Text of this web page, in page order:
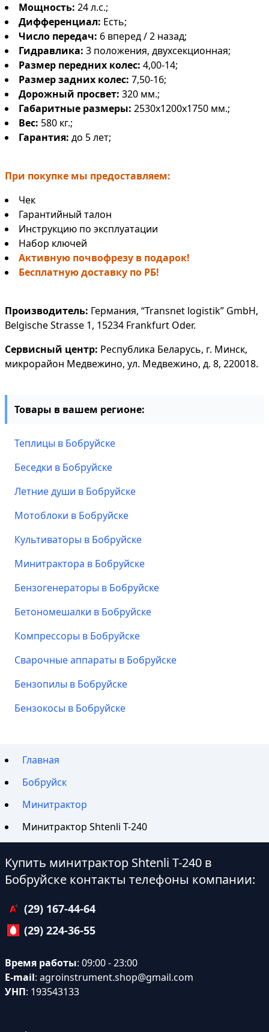
Мощность: 24 л.с.;
Дифференциал: Есть;
Число передач: 6 вперед / 2 назад;
Гидравлика: 3 положения, двухсекционная;
Размер передних колес: 4,00-14;
Размер задних колес: 7,50-16;
Дорожный просвет: 320 мм.;
Габаритные размеры: 2530x1200x1750 мм.;
Вес: 580 кг.;
Гарантия: до 5 лет;
При покупке мы предоставляем:
Чек
Гарантийный талон
Инструкцию по эксплуатации
Набор ключей
Активную почвофрезу в подарок!
Бесплатную доставку по РБ!
Производитель: Германия, “Transnet logistik” GmbH,
Belgische Strasse 1, 15234 Frankfurt Oder.
Сервисный центр: Республика Беларусь, г. Минск,
микрорайон Медвежино, ул. Медвежино, д. 8, 220018.
Товары в вашем регионе:
Теплицы в Бобруйске
Беседки в Бобруйске
Летние души в Бобруйске
Мотоблоки в Бобруйске
Культиваторы в Бобруйске
Минитрактора в Бобруйске
Бензогенераторы в Бобруйске
Бетономешалки в Бобруйске
Компрессоры в Бобруйске
Сварочные аппараты в Бобруйске
Бензопилы в Бобруйске
Бензокосы в Бобруйске
Главная
Бобруйск
Минитрактор
Минитрактор Shtenli T-240
Купить минитрактор Shtenli T-240 в
Бобруйске контакты телефоны компании:
(29) 167-44-64
(29) 224-36-55
Время работы: 09:00 - 23:00
E-mail: agroinstrument.shop@gmail.com
УНП: 193543133